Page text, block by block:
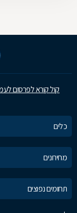
קול קורא לפרסום
כלים
מחירונים
תחומים נפוצים